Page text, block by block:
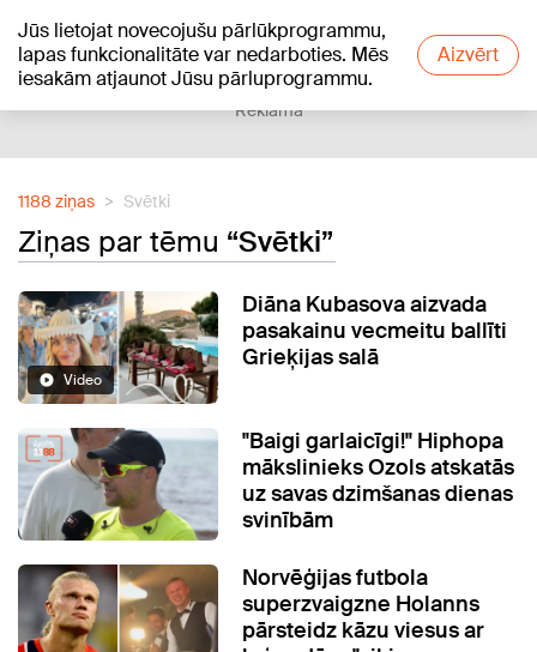
Jūs lietojat novecojušu pārlūkprogrammu,
lapas funkcionalitāte var nedarboties. Mēs
iesakām atjaunot Jūsu pārluprogrammu.
Aizvērt
+24°C
Reklāma
1188 ziņas Svētki
Ziņas par tēmu “Svētki”
Video
Diāna Kubasova aizvada
pasakainu vecmeitu ballīti
Grieķijas salā
"Baigi garlaicīgi!" Hiphopa
mākslinieks Ozols atskatās
uz savas dzimšanas dienas
svinībām
Norvēģijas futbola
superzvaigzne Holanns
pārsteidz kāzu viesus ar